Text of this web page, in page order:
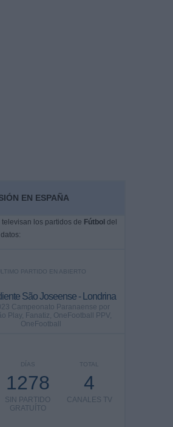
EN ESPAÑA
los partidos de Fútbol del
PARTIDO EN ABIERTO
São Joseense - Londrina
Campeonato Paranaense por
Play, Fanatiz, OneFootball PPV,
OneFootball
TOTAL
4
CANALES TV
DÍAS
1278
SIN PARTIDO
GRATUÍTO